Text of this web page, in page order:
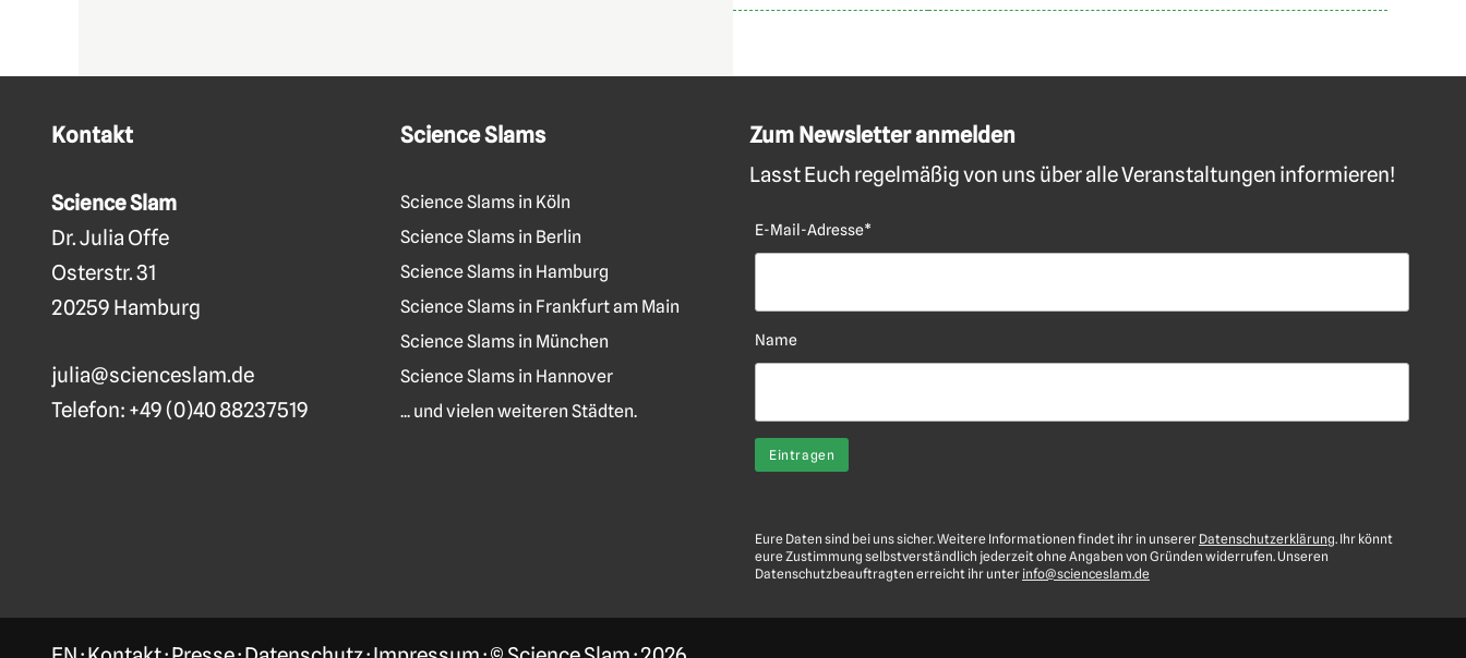
Kontakt
Science Slam
Dr. Julia Offe
Osterstr. 31
20259 Hamburg
julia@scienceslam.de
Telefon: +49 (0)40 88237519
Science Slams
Science Slams in Köln
Science Slams in Berlin
Science Slams in Hamburg
Science Slams in Frankfurt am Main
Science Slams in München
Science Slams in Hannover
... und vielen weiteren Städten.
Zum Newsletter anmelden
Lasst Euch regelmäßig von uns über alle Veranstaltungen informieren!
E-Mail-Adresse*
Name
Eure Daten sind bei uns sicher. Weitere Informationen findet ihr in unserer Datenschutzerklärung. Ihr könnt
eure Zustimmung selbstverständlich jederzeit ohne Angaben von Gründen widerrufen. Unseren
Datenschutzbeauftragten erreicht ihr unter info@scienceslam.de